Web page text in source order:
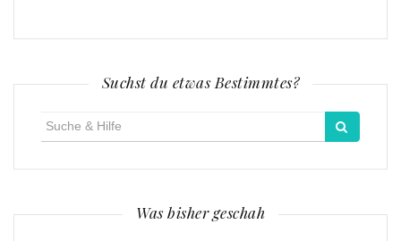
Suchst du etwas Bestimmtes?
Was bisher geschah